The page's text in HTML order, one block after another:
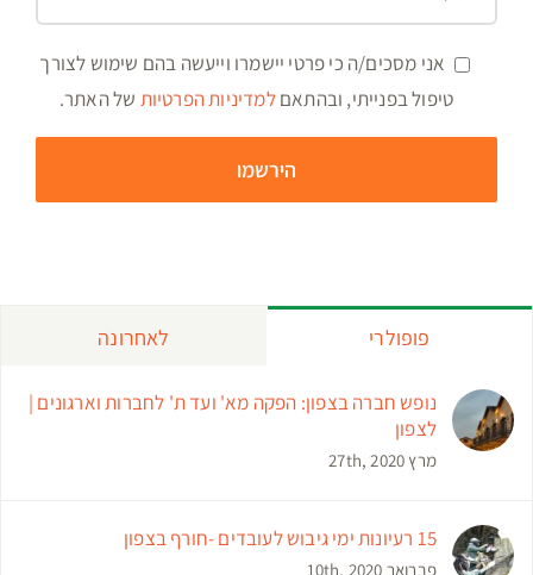
אני מסכים/ה כי פרטי יישמרו וייעשה בהם שימוש לצורך
טיפול בפנייתי, ובהתאםלמדיניות הפרטיות של האתר.
פופולרי לאחרונה
נופש חברה בצפון: הפקה מא' ועד ת' לחברות וארגונים |
לצפון
מרץ 27th, 2020
15 רעיונות ימי גיבוש לעובדים -חורף בצפון
פברואר 10th, 2020